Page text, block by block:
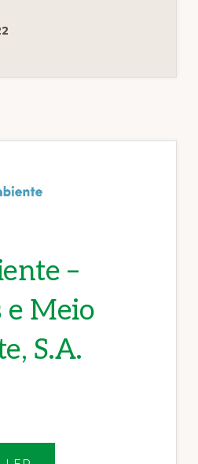
–
e Meio
S.A.